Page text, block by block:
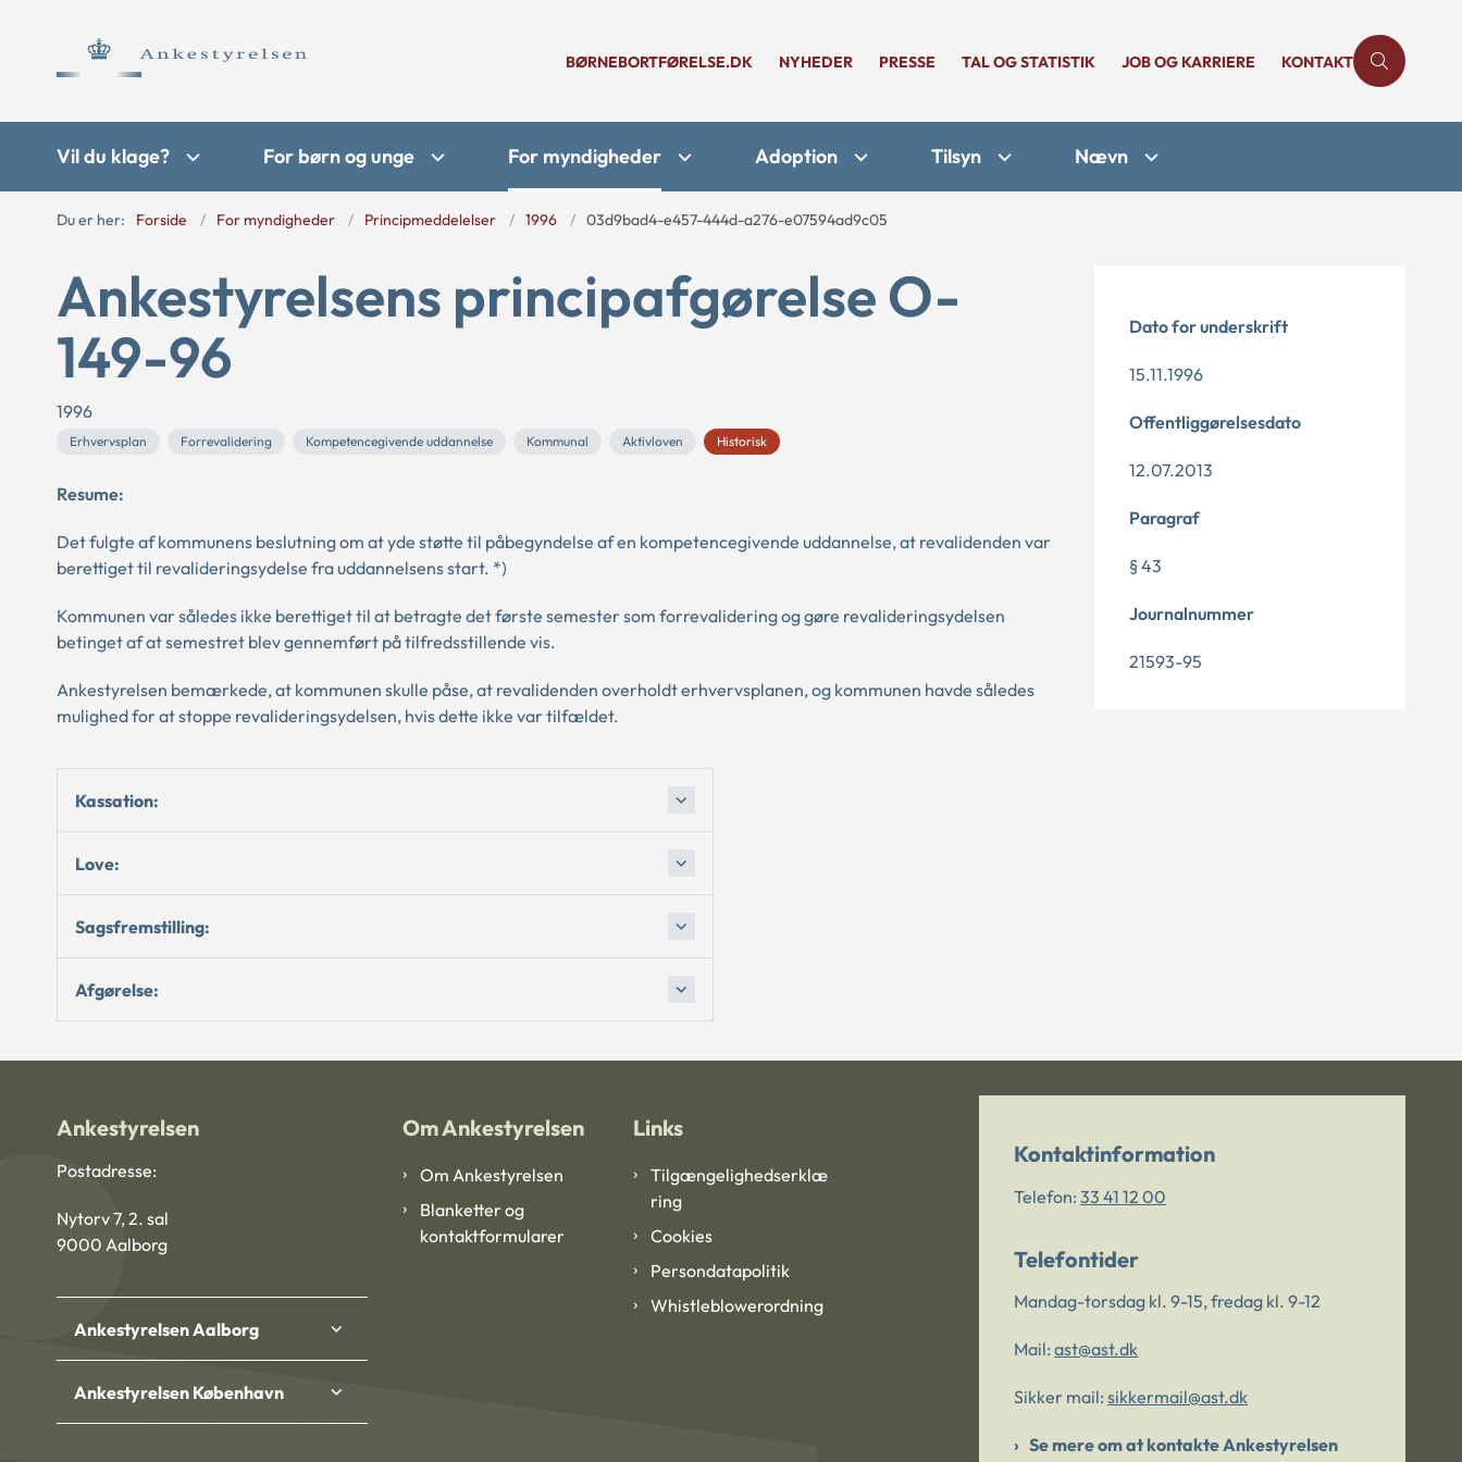
BØRNEBORTFØRELSE.DK NYHEDER PRESSE TAL OG STATISTIK JOB OG KARRIERE KONTAKT
Vil du klage? For børn og unge For myndigheder Adoption Tilsyn Nævn
Du er her: Forside For myndigheder Principmeddelelser 1996 03d9bad4-e457-444d-a276-e07594ad9c05
Ankestyrelsens principafgørelse O-
149-96
1996
Erhvervsplan Forrevalidering Kompetencegivende uddannelse Kommunal Aktivloven Historisk
Resume:
Det fulgte af kommunens beslutning om at yde støtte til påbegyndelse af en kompetencegivende uddannelse, at revalidenden var
berettiget til revalideringsydelse fra uddannelsens start. *)
Kommunen var således ikke berettiget til at betragte det første semester som forrevalidering og gøre revalideringsydelsen
betinget af at semestret blev gennemført på tilfredsstillende vis.
Ankestyrelsen bemærkede, at kommunen skulle påse, at revalidenden overholdt erhvervsplanen, og kommunen havde således
mulighed for at stoppe revalideringsydelsen, hvis dette ikke var tilfældet.
Kassation:
Love:
Sagsfremstilling:
Afgørelse:
Dato for underskrift
15.11.1996
Offentliggørelsesdato
12.07.2013
Paragraf
§ 43
Journalnummer
21593-95
Ankestyrelsen
Postadresse:
Nytorv 7, 2. sal
9000 Aalborg
Ankestyrelsen Aalborg
Ankestyrelsen København
Om Ankestyrelsen
Om Ankestyrelsen
Blanketter og
kontaktformularer
Links
Tilgængelighedserklæ
ring
Cookies
Persondatapolitik
Whistleblowerordning
Kontaktinformation
Telefon: 33 41 12 00
Telefontider
Mandag-torsdag kl. 9-15, fredag kl. 9-12
Mail: ast@ast.dk
Sikker mail: sikkermail@ast.dk
Se mere om at kontakte Ankestyrelsen